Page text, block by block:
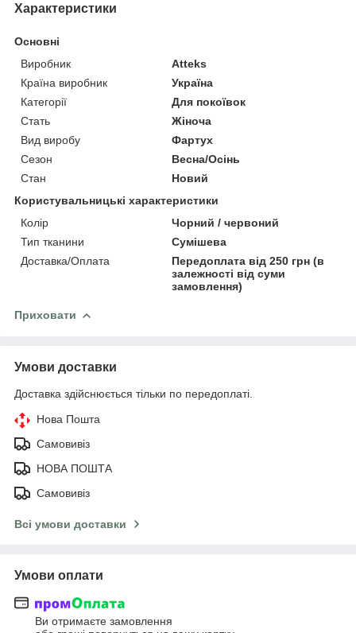
Характеристики
Основні
Виробник
Atteks
Країна виробник
Україна
Категорії
Для покоївок
Стать
Жіноча
Вид виробу
Фартух
Сезон
Весна/Осінь
Стан
Новий
Користувальницькі характеристики
Колір
Чорний / червоний
Тип тканини
Сумішева
Доставка/Оплата
Передоплата від 250 грн (в
залежності від суми
замовлення)
Приховати
Умови доставки
Доставка здійснюється тільки по передоплаті.
Нова Пошта
Самовивіз
НОВА ПОШТА
Самовивіз
Всі умови доставки
Умови оплати
Ви отримаєте замовлення